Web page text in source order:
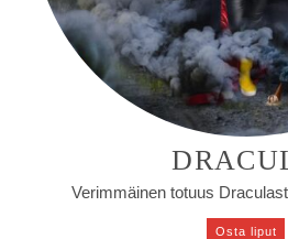
Verimmäinen totuus
Osta liput